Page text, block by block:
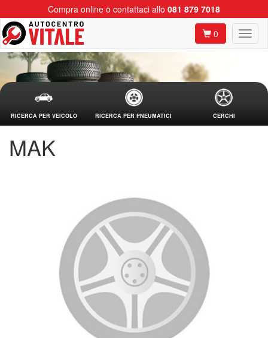
Compra online o contattaci allo 081 879 7018
0
RICERCA PER VEICOLO RICERCA PER PNEUMATICI CERCHI
MAK